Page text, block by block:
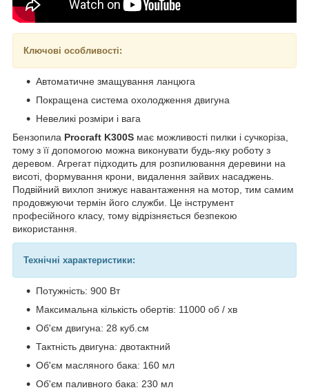
Ключові особливості:
Автоматичне змащування ланцюга
Покращена система охолодження двигуна
Невеликі розміри і вага
Бензопила Procraft K300S має можливості пилки і сучкоріза,
тому з її допомогою можна виконувати будь-яку роботу з
деревом. Агрегат підходить для розпилювання деревини на
висоті, формування крони, видалення зайвих насаджень.
Подвійний вихлоп знижує навантаження на мотор, тим самим
продовжуючи термін його служби. Це інструмент
професійного класу, тому відрізняється безпекою
використання.
Технічні характеристики:
Потужність: 900 Вт
Максимальна кількість обертів: 11000 об / хв
Об'єм двигуна: 28 куб.см
Тактність двигуна: двотактний
Об'єм масляного бака: 160 мл
Об'єм паливного бака: 230 мл